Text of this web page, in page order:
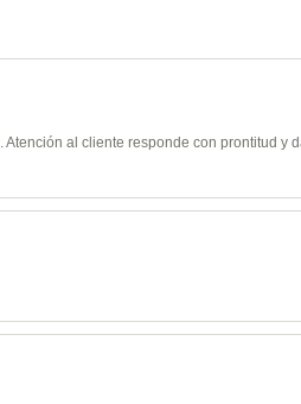
al cliente responde con prontitud y